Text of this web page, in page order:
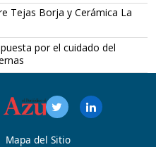
Tejas Borja y Cerámica La
por el cuidado del
Mapa del Sitio